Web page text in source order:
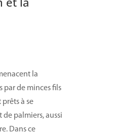
la
par de minces fils
à se
de palmiers, aussi
Dans ce